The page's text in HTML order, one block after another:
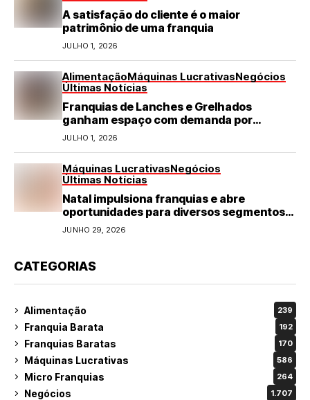
A satisfação do cliente é o maior
patrimônio de uma franquia
JULHO 1, 2026
AlimentaçãoMáquinas LucrativasNegócios
Últimas Notícias
Franquias de Lanches e Grelhados
ganham espaço com demanda por
refeições rápidas e de qualidade
JULHO 1, 2026
Máquinas LucrativasNegócios
Últimas Notícias
Natal impulsiona franquias e abre
oportunidades para diversos segmentos
do varejo
JUNHO 29, 2026
CATEGORIAS
Alimentação 239
Franquia Barata 192
Franquias Baratas 170
Máquinas Lucrativas 586
Micro Franquias 264
Negócios 1.707